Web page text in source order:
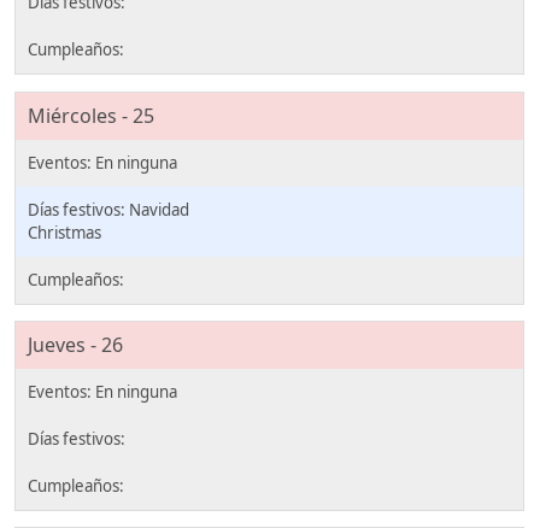
Miércoles - 25
Navidad
Christmas
Jueves - 26